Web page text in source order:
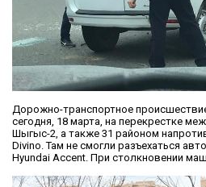
Дорожно-транспортное
сегодня, 18 марта, на перекрестке
Шыгыс-2, а также 31 районом
Divino. Там не смогли разъехаться
Hyundai Accent. При столкновении